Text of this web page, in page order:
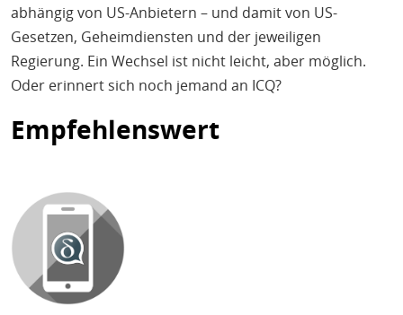
abhängig von US-Anbietern – und damit von US-
Gesetzen, Geheimdiensten und der jeweiligen
Regierung. Ein Wechsel ist nicht leicht, aber möglich.
Oder erinnert sich noch jemand an ICQ?
Empfehlenswert